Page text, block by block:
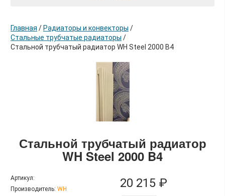
Главная / Радиаторы и конвекторы /
Стальные трубчатые радиаторы /
Стальной трубчатый радиатор WH Steel 2000 B4
Стальной трубчатый радиатор
WH Steel 2000 B4
Артикул:
Производитель: WH
20 215 ₽
в корзину